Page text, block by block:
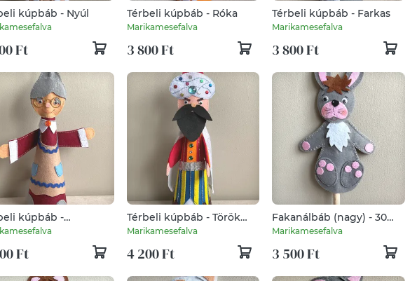
kúpbáb - Nyúl
Ft
Térbeli kúpbáb - Róka
Marikamesefalva
3 800 Ft
Térbeli kúpbáb - Farkas
Marikamesefalva
3 800 Ft
kúpbáb -
Ft
Térbeli kúpbáb - Török
császár
Marikamesefalva
4 200 Ft
Fakanálbáb (nagy) - 30
cm (Nyúl - szürke)
Marikamesefalva
3 500 Ft